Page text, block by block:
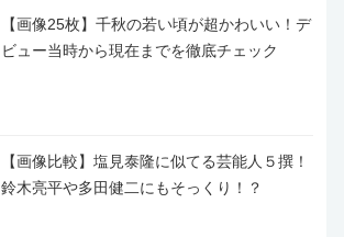
【画像25枚】千秋の若い頃が超かわいい！デ
ビュー当時から現在までを徹底チェック
【画像比較】塩見泰隆に似てる芸能人５撰！
鈴木亮平や多田健二にもそっくり！？